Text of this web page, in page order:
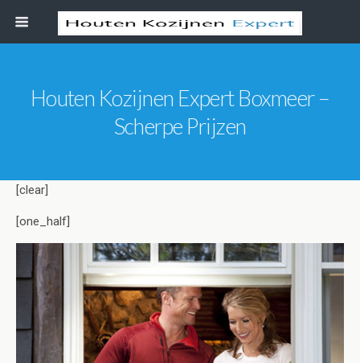
Houten Kozijnen Expert Boxmeer –
Scherpe Prijzen
[clear]
[one_half]